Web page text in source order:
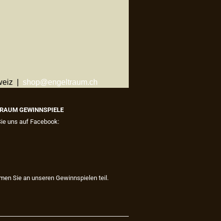
| shop@engeltraum.ch
GEWINNSPIELE
uns auf Facebook:
Sie an unseren Gewinnspielen teil.